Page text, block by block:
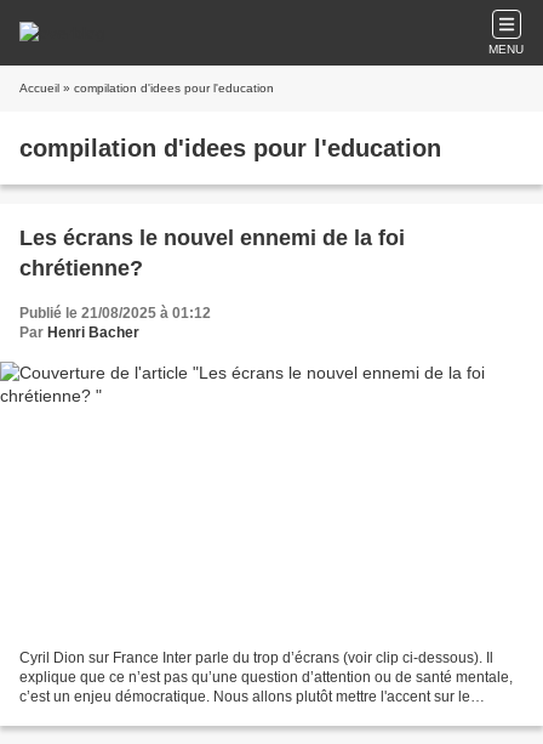
MENU
Accueil » compilation d'idees pour l'education
compilation d'idees pour l'education
Les écrans le nouvel ennemi de la foi
chrétienne?
Publié le 21/08/2025 à 01:12
Par Henri Bacher
Cyril Dion sur France Inter parle du trop d’écrans (voir clip ci-dessous). Il
explique que ce n’est pas qu’une question d’attention ou de santé mentale,
c’est un enjeu démocratique. Nous allons plutôt mettre l'accent sur le